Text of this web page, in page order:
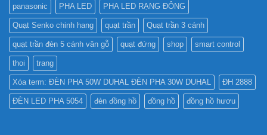
panasonic PHA LED PHA LED RẠNG ĐÔNG
Quạt Senko chinh hang quạt trần Quạt trần 3 cánh
quạt trần đèn 5 cánh vân gỗ quạt đứng shop smart control
thoi trang
Xóa term: ĐÈN PHA 50W DUHAL ĐÈN PHA 30W DUHAL ĐH 2888
ĐÈN LED PHA 5054 đèn đồng hồ đồng hồ đồng hồ hươu